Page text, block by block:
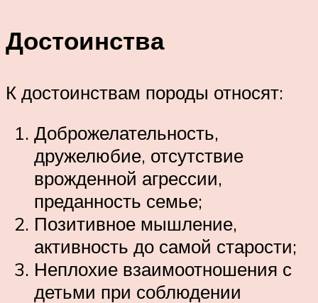
Достоинства
К достоинствам породы относят:
Доброжелательность,
дружелюбие, отсутствие
врожденной агрессии,
преданность семье;
Позитивное мышление,
активность до самой старости;
Неплохие взаимоотношения с
детьми при соблюдении